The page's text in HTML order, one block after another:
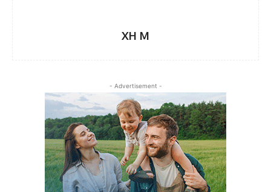
XH M
- Advertisement -